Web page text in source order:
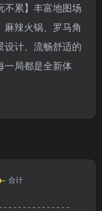
不累】丰富地图场
辣火锅、罗马角
计、流畅舒适的
一局都是全新体